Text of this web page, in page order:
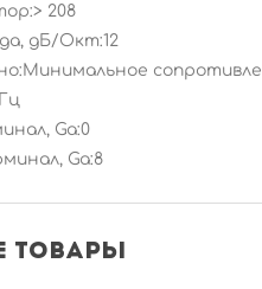
208
дБ/Окт:12
Ga:0
Ga:8
товары